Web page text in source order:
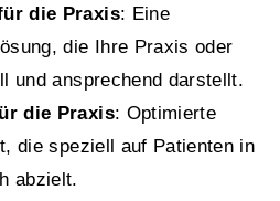
die Praxis: Eine
die Ihre Praxis oder
und ansprechend darstellt.
die Praxis: Optimierte
die speziell auf Patienten in
abzielt.